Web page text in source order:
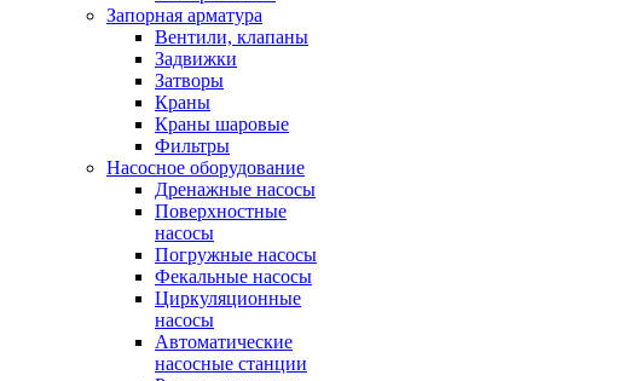
Запорная арматура
Вентили, клапаны
Задвижки
Затворы
Краны
Краны шаровые
Фильтры
Насосное оборудование
Дренажные насосы
Поверхностные
насосы
Погружные насосы
Фекальные насосы
Циркуляционные
насосы
Автоматические
насосные станции